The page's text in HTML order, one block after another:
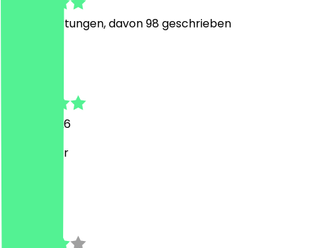
Bewertungen, davon 98 geschrieben
27. Juli 2026
Sehr lecker